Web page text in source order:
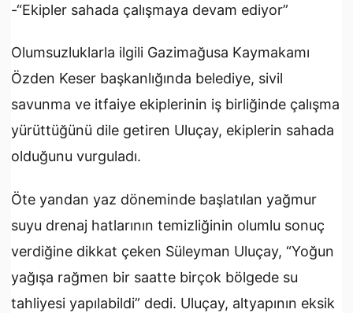
-“Ekipler sahada çalışmaya devam ediyor”
Olumsuzluklarla ilgili Gazimağusa Kaymakamı
Özden Keser başkanlığında belediye, sivil
savunma ve itfaiye ekiplerinin iş birliğinde çalışma
yürüttüğünü dile getiren Uluçay, ekiplerin sahada
olduğunu vurguladı.
Öte yandan yaz döneminde başlatılan yağmur
suyu drenaj hatlarının temizliğinin olumlu sonuç
verdiğine dikkat çeken Süleyman Uluçay, “Yoğun
yağışa rağmen bir saatte birçok bölgede su
tahliyesi yapılabildi” dedi. Uluçay, altyapının eksik